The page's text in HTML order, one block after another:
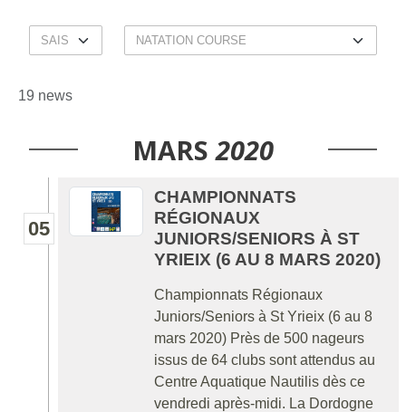
19 news
MARS 2020
05
CHAMPIONNATS
RÉGIONAUX
JUNIORS/SENIORS À ST
YRIEIX (6 AU 8 MARS 2020)
Championnats Régionaux
Juniors/Seniors à St Yrieix (6 au 8
mars 2020) Près de 500 nageurs
issus de 64 clubs sont attendus au
Centre Aquatique Nautilis dès ce
vendredi après-midi. La Dordogne